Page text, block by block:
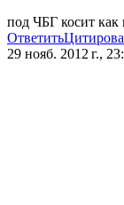
под ЧБГ косит
Ответить
29 нояб. 2012 г.,